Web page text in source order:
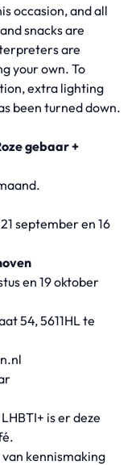
occasion, and all
snacks are
are
your own. To
extra lighting
been turned down.
gebaar +
september en 16
en 19 oktober
54, 5611HL te
is er deze
kennismaking